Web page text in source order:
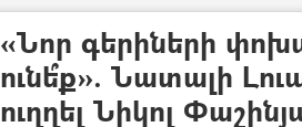
«Նոր գերիների
ունե՞ք». Նատալի
ուղղել Նիկոլ